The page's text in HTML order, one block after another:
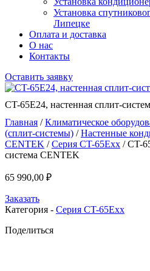
Установка
Липецке
Оплата и доставка
О нас
Контакты
Оставить заявку
CT-65E24, настенная сплит-
Главная /Климатическое
(сплит-системы) /Настенные
CENTEK /Серия CT-65Exx / CT-
система CENTEK
65 990,00 ₽
Заказать
Категория - Серия CT-65Exx
Поделиться